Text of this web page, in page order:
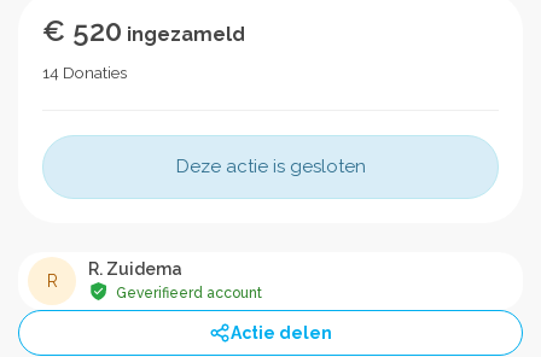
€ 520 ingezameld
14 Donaties
Deze actie is gesloten
R
R. Zuidema
Geverifieerd account
Actie delen